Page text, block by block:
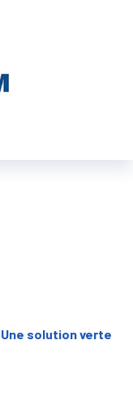
Une solution verte